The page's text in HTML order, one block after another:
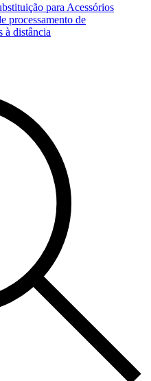
para Acessórios
processamento de
à distância